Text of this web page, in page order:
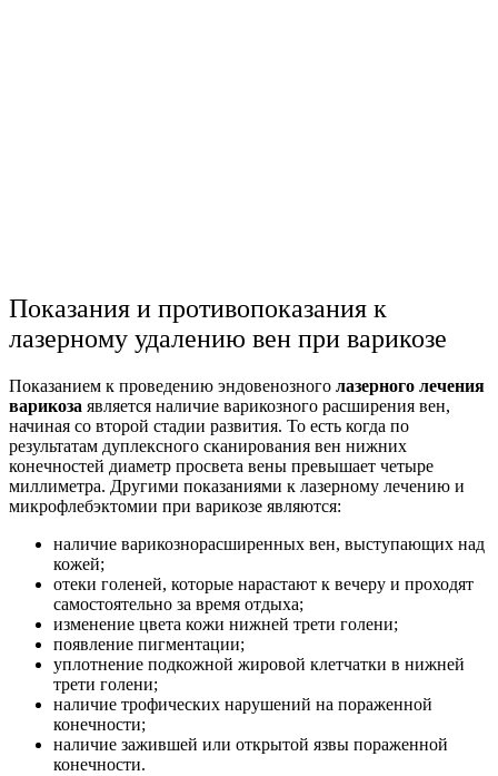
Показания и противопоказания к
лазерному удалению вен при варикозе
Показанием к проведению эндовенозного лазерного лечения
варикоза является наличие варикозного расширения вен,
начиная со второй стадии развития. То есть когда по
результатам дуплексного сканирования вен нижних
конечностей диаметр просвета вены превышает четыре
миллиметра. Другими показаниями к лазерному лечению и
микрофлебэктомии при варикозе являются:
наличие варикознорасширенных вен, выступающих над
кожей;
отеки голеней, которые нарастают к вечеру и проходят
самостоятельно за время отдыха;
изменение цвета кожи нижней трети голени;
появление пигментации;
уплотнение подкожной жировой клетчатки в нижней
трети голени;
наличие трофических нарушений на пораженной
конечности;
наличие зажившей или открытой язвы пораженной
конечности.